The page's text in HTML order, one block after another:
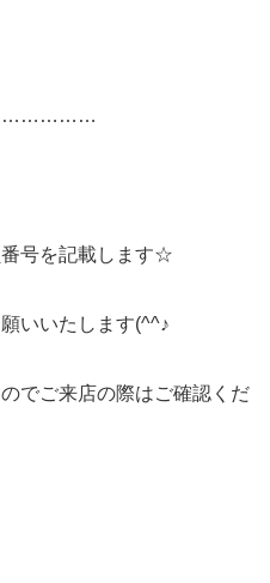
号を記載します☆
いいたします(^^♪
でご来店の際はご確認くだ